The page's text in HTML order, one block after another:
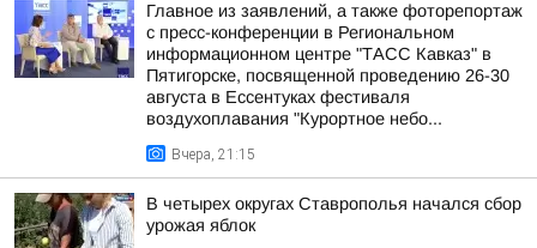
Главное из заявлений, а также фоторепортаж
с пресс-конференции в Региональном
информационном центре "ТАСС Кавказ" в
Пятигорске, посвященной проведению 26-30
августа в Ессентуках фестиваля
воздухоплавания "Курортное небо...
Вчера, 21:15
В четырех округах Ставрополья начался сбор
урожая яблок